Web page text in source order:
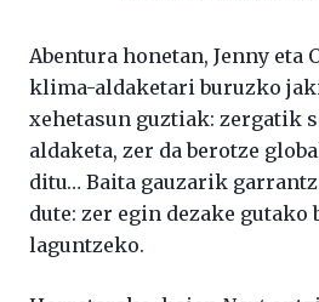
Abentura honetan, Jenny eta
klima-aldaketari buruzko
xehetasun guztiak: zergatik
aldaketa, zer da berotze
ditu… Baita gauzarik
dute: zer egin dezake
laguntzeko.